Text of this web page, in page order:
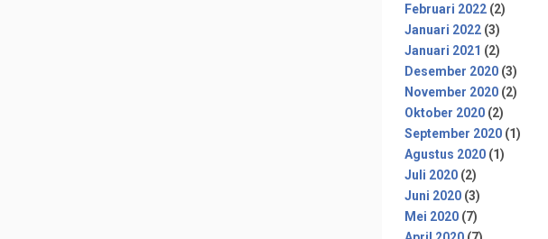
Februari 2022 (2)
Januari 2022 (3)
Januari 2021 (2)
Desember 2020 (3)
November 2020 (2)
Oktober 2020 (2)
September 2020 (1)
Agustus 2020 (1)
Juli 2020 (2)
Juni 2020 (3)
Mei 2020 (7)